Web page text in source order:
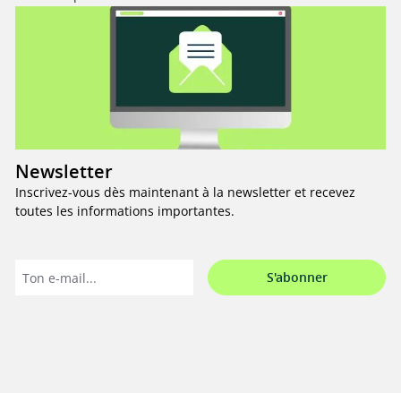
Newsletter
Inscrivez-vous dès maintenant à la newsletter et recevez
toutes les informations importantes.
S'abonner